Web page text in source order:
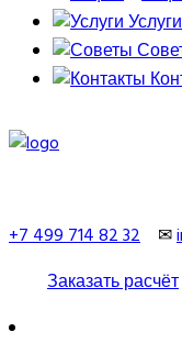
Услуги
+7 499 714 82 32 ✉
Заказать расчёт